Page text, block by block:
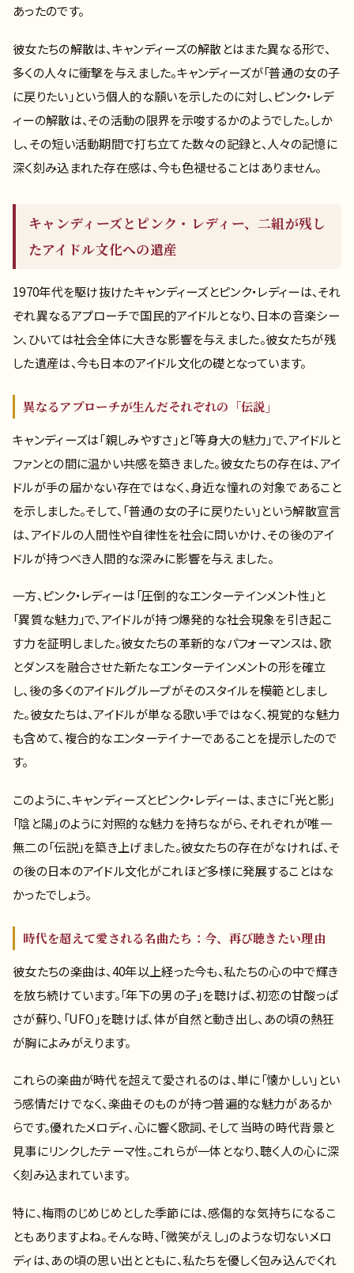
あったのです。
彼女たちの解散は、キャンディーズの解散とはまた異なる形で、
多くの人々に衝撃を与えました。キャンディーズが「普通の女の子
に戻りたい」という個人的な願いを示したのに対し、ピンク・レデ
ィーの解散は、その活動の限界を示唆するかのようでした。しか
し、その短い活動期間で打ち立てた数々の記録と、人々の記憶に
深く刻み込まれた存在感は、今も色褪せることはありません。
キャンディーズとピンク・レディー、二組が残し
たアイドル文化への遺産
1970年代を駆け抜けたキャンディーズとピンク・レディーは、それ
ぞれ異なるアプローチで国民的アイドルとなり、日本の音楽シー
ン、ひいては社会全体に大きな影響を与えました。彼女たちが残
した遺産は、今も日本のアイドル文化の礎となっています。
異なるアプローチが生んだそれぞれの「伝説」
キャンディーズは「親しみやすさ」と「等身大の魅力」で、アイドルと
ファンとの間に温かい共感を築きました。彼女たちの存在は、アイ
ドルが手の届かない存在ではなく、身近な憧れの対象であること
を示しました。そして、「普通の女の子に戻りたい」という解散宣言
は、アイドルの人間性や自律性を社会に問いかけ、その後のアイ
ドルが持つべき人間的な深みに影響を与えました。
一方、ピンク・レディーは「圧倒的なエンターテインメント性」と
「異質な魅力」で、アイドルが持つ爆発的な社会現象を引き起こ
す力を証明しました。彼女たちの革新的なパフォーマンスは、歌
とダンスを融合させた新たなエンターテインメントの形を確立
し、後の多くのアイドルグループがそのスタイルを模範としまし
た。彼女たちは、アイドルが単なる歌い手ではなく、視覚的な魅力
も含めて、複合的なエンターテイナーであることを提示したので
す。
このように、キャンディーズとピンク・レディーは、まさに「光と影」
「陰と陽」のように対照的な魅力を持ちながら、それぞれが唯一
無二の「伝説」を築き上げました。彼女たちの存在がなければ、そ
の後の日本のアイドル文化がこれほど多様に発展することはな
かったでしょう。
時代を超えて愛される名曲たち：今、再び聴きたい理由
彼女たちの楽曲は、40年以上経った今も、私たちの心の中で輝き
を放ち続けています。「年下の男の子」を聴けば、初恋の甘酸っぱ
さが蘇り、「UFO」を聴けば、体が自然と動き出し、あの頃の熱狂
が胸によみがえります。
これらの楽曲が時代を超えて愛されるのは、単に「懐かしい」とい
う感情だけでなく、楽曲そのものが持つ普遍的な魅力があるか
らです。優れたメロディ、心に響く歌詞、そして当時の時代背景と
見事にリンクしたテーマ性。これらが一体となり、聴く人の心に深
く刻み込まれています。
特に、梅雨のじめじめとした季節には、感傷的な気持ちになるこ
ともありますよね。そんな時、「微笑がえし」のような切ないメロ
ディは、あの頃の思い出とともに、私たちを優しく包み込んでくれ